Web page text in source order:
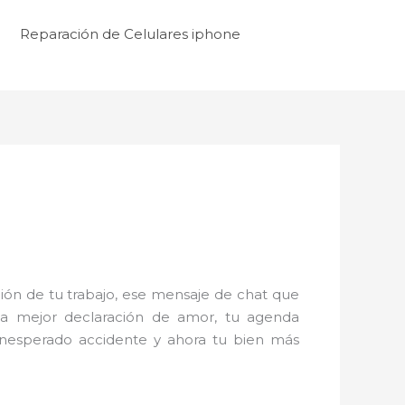
Reparación de Celulares iphone
de tu trabajo, ese mensaje de chat que
mejor declaración de amor, tu agenda
accidente y ahora tu bien más